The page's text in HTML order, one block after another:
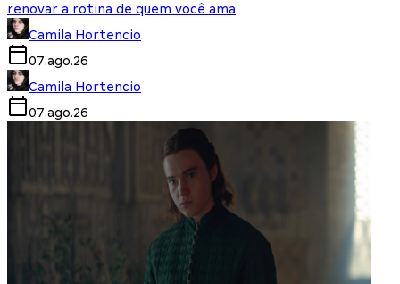
renovar a rotina de quem você ama
Camila Hortencio
07.ago.26
Camila Hortencio
07.ago.26